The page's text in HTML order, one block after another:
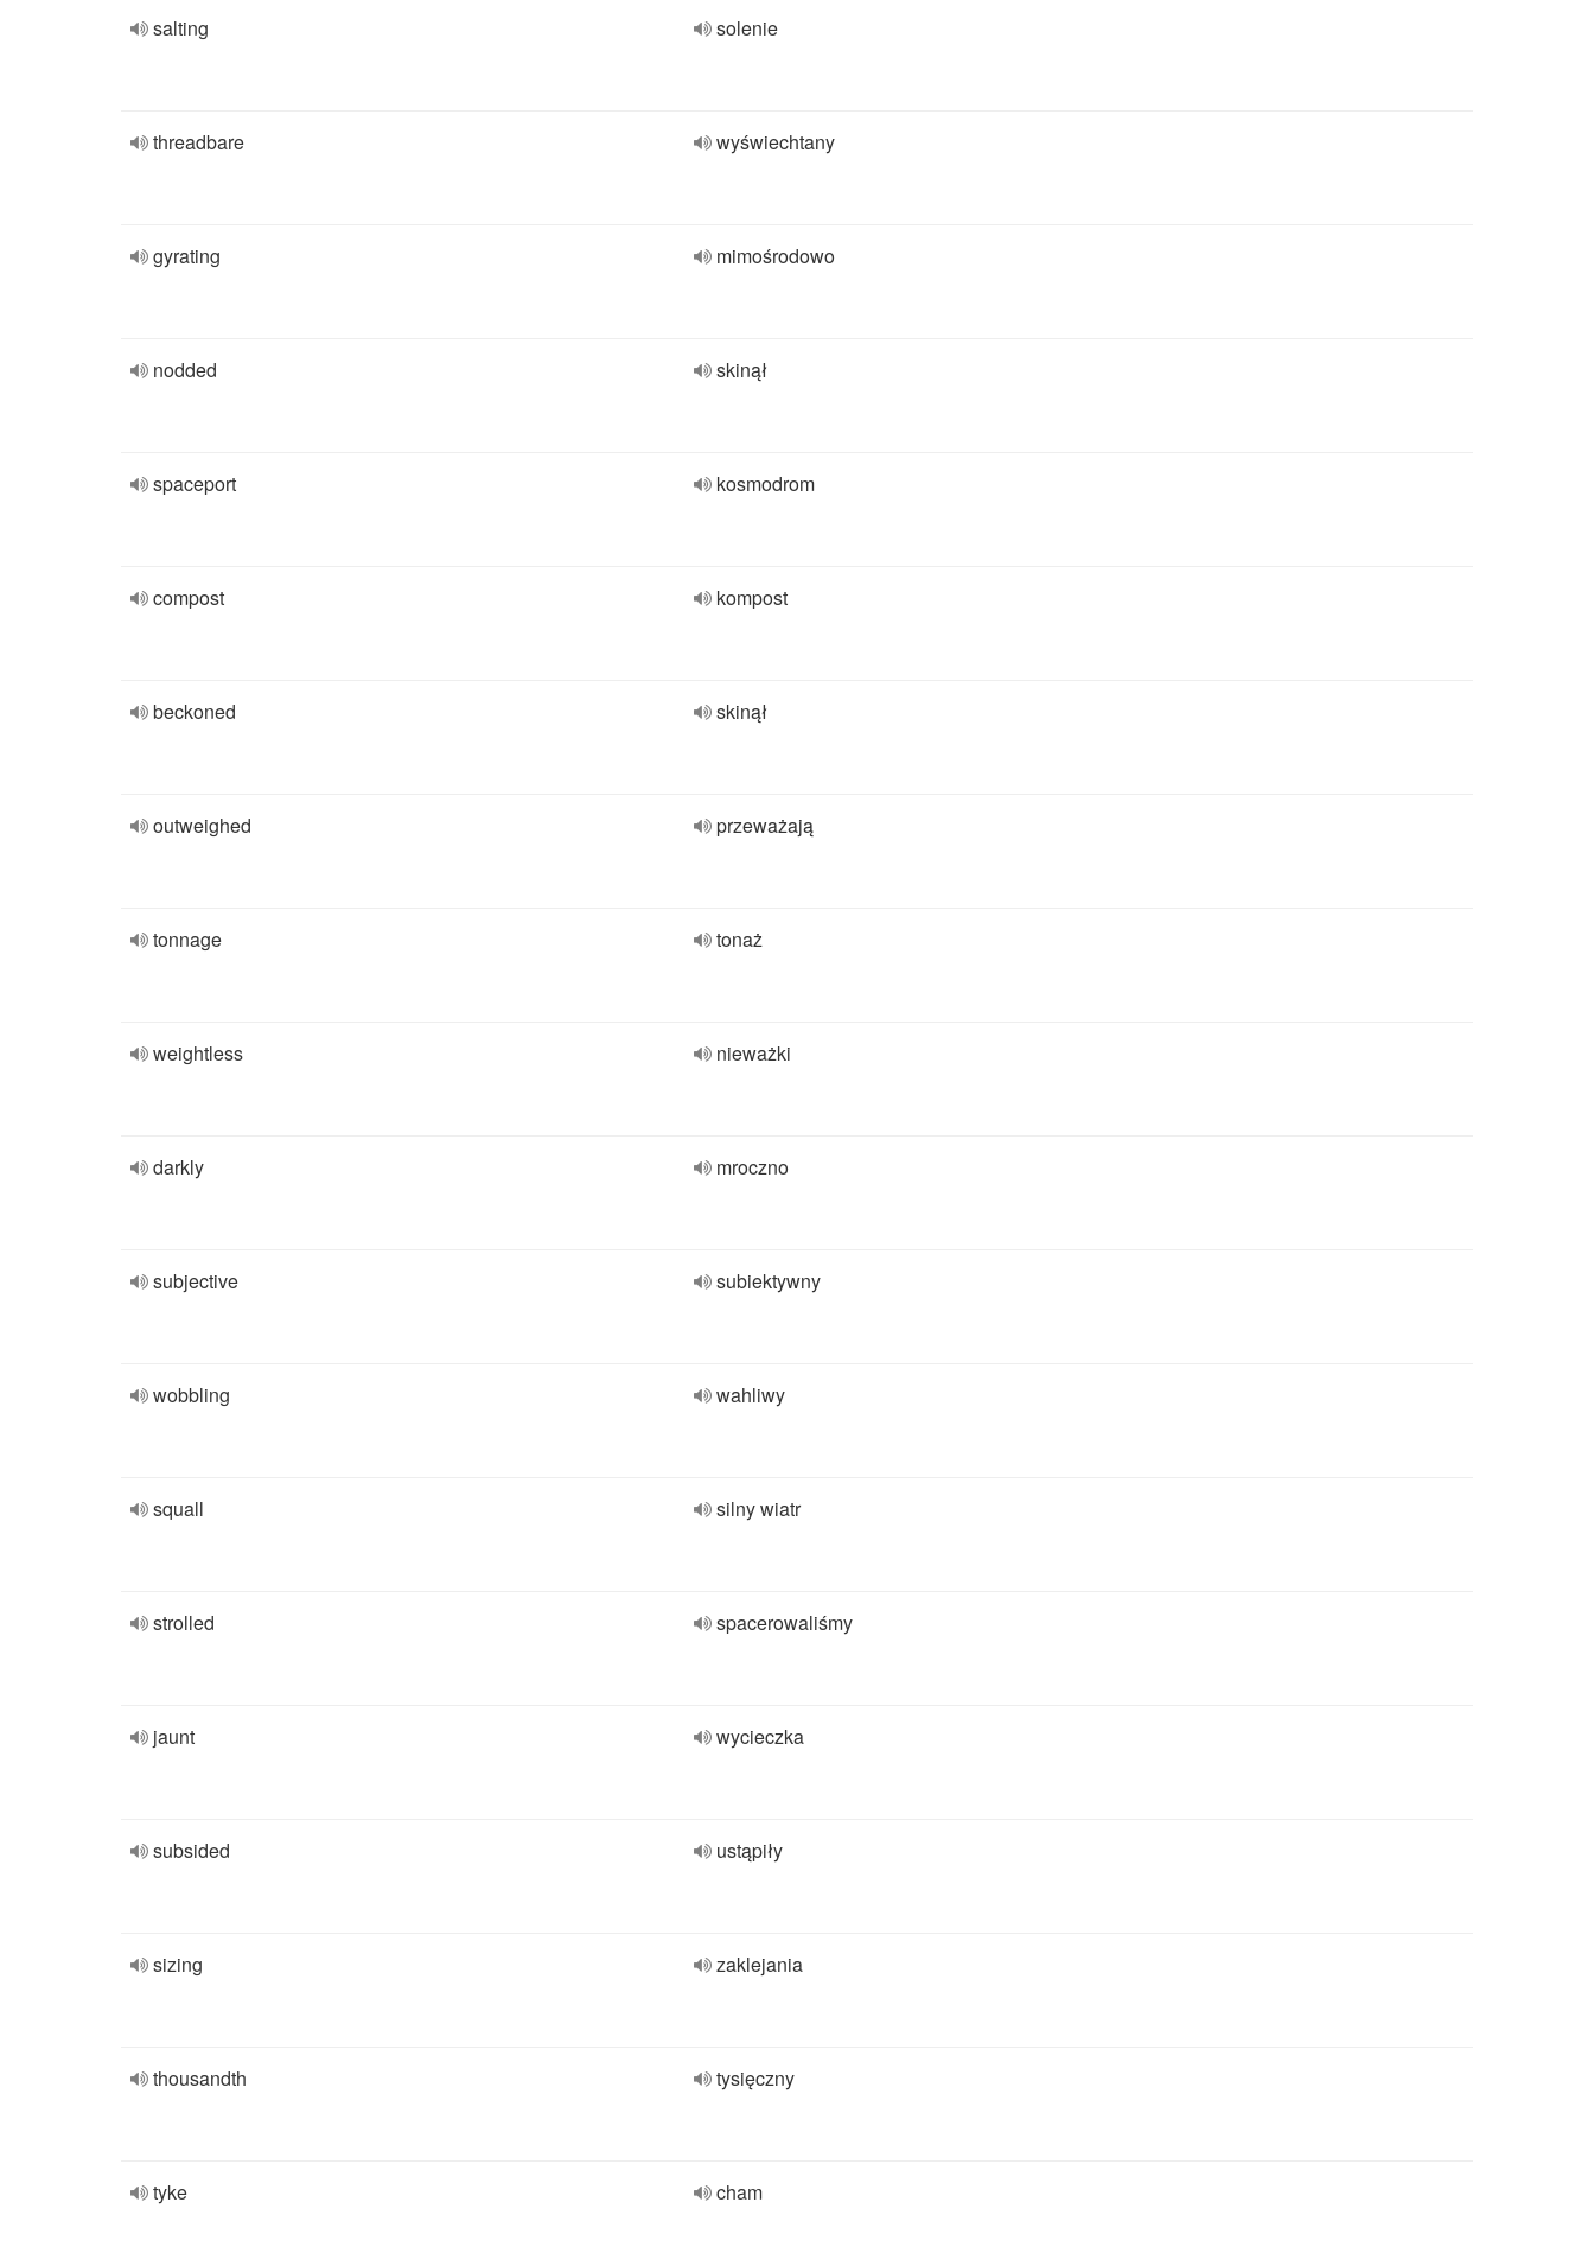
salting solenie
threadbare wyświechtany
gyrating mimośrodowo
nodded skinął
spaceport kosmodrom
compost kompost
beckoned skinął
outweighed przeważają
tonnage tonaż
weightless nieważki
darkly mroczno
subjective subiektywny
wobbling wahliwy
squall silny wiatr
strolled spacerowaliśmy
jaunt wycieczka
subsided ustąpiły
sizing zaklejania
thousandth tysięczny
tyke cham